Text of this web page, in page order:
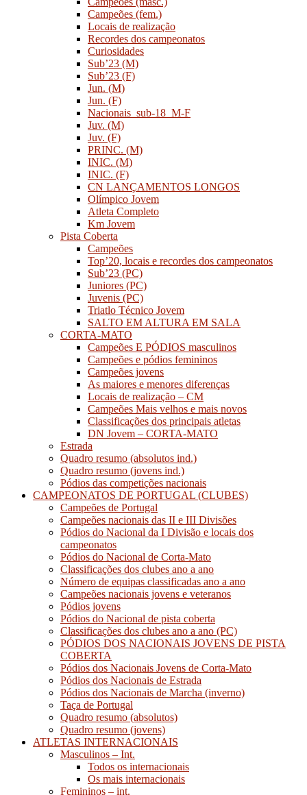
Campeões (fem.)
Locais de realização
Recordes dos campeonatos
Curiosidades
Sub’23 (M)
Sub’23 (F)
Jun. (M)
Jun. (F)
Nacionais_sub-18_M-F
Juv. (M)
Juv. (F)
PRINC. (M)
INIC. (M)
INIC. (F)
CN LANÇAMENTOS LONGOS
Olímpico Jovem
Atleta Completo
Km Jovem
Pista Coberta
Campeões
Top’20, locais e recordes dos campeonatos
Sub’23 (PC)
Juniores (PC)
Juvenis (PC)
Triatlo Técnico Jovem
SALTO EM ALTURA EM SALA
CORTA-MATO
Campeões E PÓDIOS masculinos
Campeões e pódios femininos
Campeões jovens
As maiores e menores diferenças
Locais de realização – CM
Campeões Mais velhos e mais novos
Classificações dos principais atletas
DN Jovem – CORTA-MATO
Estrada
Quadro resumo (absolutos ind.)
Quadro resumo (jovens ind.)
Pódios das competições nacionais
CAMPEONATOS DE PORTUGAL (CLUBES)
Campeões de Portugal
Campeões nacionais das II e III Divisões
Pódios do Nacional da I Divisão e locais dos
campeonatos
Pódios do Nacional de Corta-Mato
Classificações dos clubes ano a ano
Número de equipas classificadas ano a ano
Campeões nacionais jovens e veteranos
Pódios jovens
Pódios do Nacional de pista coberta
Classificações dos clubes ano a ano (PC)
PÓDIOS DOS NACIONAIS JOVENS DE PISTA
COBERTA
Pódios dos Nacionais Jovens de Corta-Mato
Pódios dos Nacionais de Estrada
Pódios dos Nacionais de Marcha (inverno)
Taça de Portugal
Quadro resumo (absolutos)
Quadro resumo (jovens)
ATLETAS INTERNACIONAIS
Masculinos – Int.
Todos os internacionais
Os mais internacionais
Femininos – int.